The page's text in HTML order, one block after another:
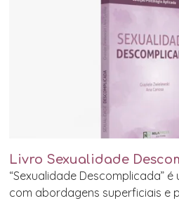
Livro Sexualidade
“Sexualidade Descomplicada”
com abordagens superficiais e